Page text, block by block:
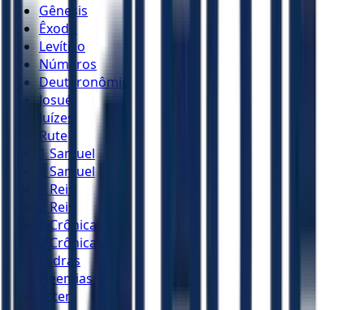
Gênesis
Êxodo
Levítico
Números
Deuteronômio
Josué
Juízes
Rute
1 Samuel
2 Samuel
1 Reis
2 Reis
1 Crônicas
2 Crônicas
Esdras
Neemias
Ester